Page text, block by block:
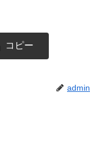
コピー
admin